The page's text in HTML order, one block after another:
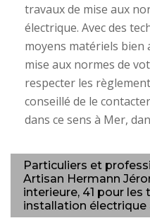
travaux de mise aux
électrique. Avec des
moyens matériels bien
mise aux normes de
respecter les
conseillé de le
dans ce sens à Mer,
Particuliers et
Artisan Hermann
interieure, 41 pour les
installation électrique